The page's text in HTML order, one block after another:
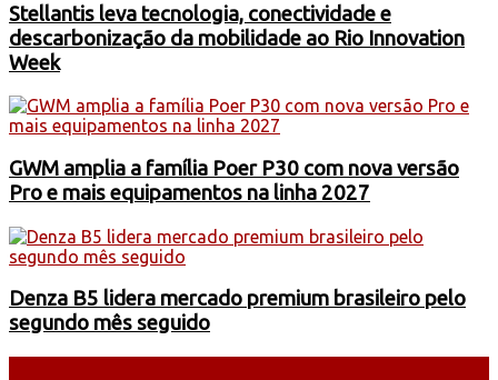
Stellantis leva tecnologia, conectividade e
descarbonização da mobilidade ao Rio Innovation
Week
GWM amplia a família Poer P30 com nova versão
Pro e mais equipamentos na linha 2027
Denza B5 lidera mercado premium brasileiro pelo
segundo mês seguido